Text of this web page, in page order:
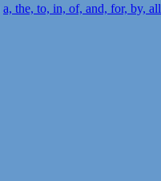
a, the, to, in, of, and, for, by, all